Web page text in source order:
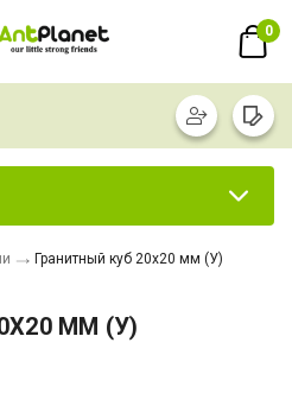
0
Гранитный куб 20х20 мм (У)
ММ (У)